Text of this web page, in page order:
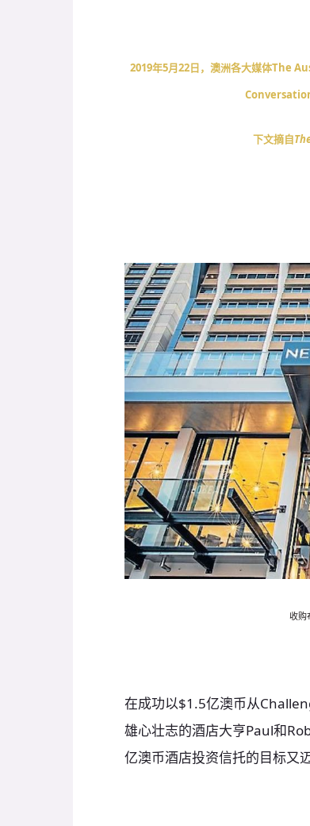
2019年5月22日，澳洲各大媒体The
下文摘自
收购
在成功以$1.5亿澳币从
雄心壮志的酒店大亨Paul和
亿澳币酒店投资信托的目标又